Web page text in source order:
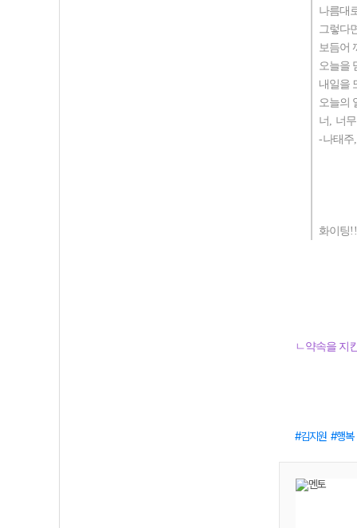
나름대
그렇다
보듬어
오늘을
내일을
오늘의
너
너
-나태주
화이팅
ㄴ약속을 지
김지원 행복